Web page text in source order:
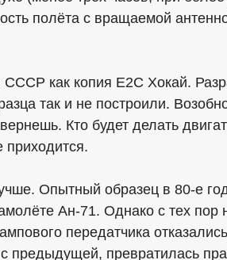
полёта с вращаемой
как копия Е2С Хокай.
так и не построили.
Кто будет делать
приходится.
Опытный образец в 80-е
Ан-71. Однако с тех пор
передатчика
предыдущей, превратилась